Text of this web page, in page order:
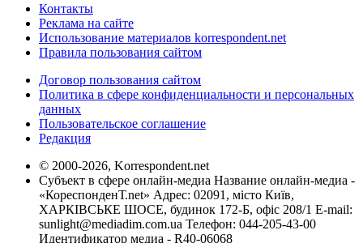
Контакты
Реклама на сайте
Использование материалов korrespondent.net
Правила пользования сайтом
Договор пользования сайтом
Политика в сфере конфиденциальности и персональных
данных
Пользовательское соглашение
Редакция
© 2000-2026, Korrespondent.net
Субъект в сфере онлайн-медиа Название онлайн-медиа -
«КореспонденТ.net» Адрес: 02091, місто Київ,
ХАРКІВСЬКЕ ШОСЕ, будинок 172-Б, офіс 208/1 E-mail:
sunlight@mediadim.com.ua Телефон: 044-205-43-00
Идентификатор медиа - R40-06068